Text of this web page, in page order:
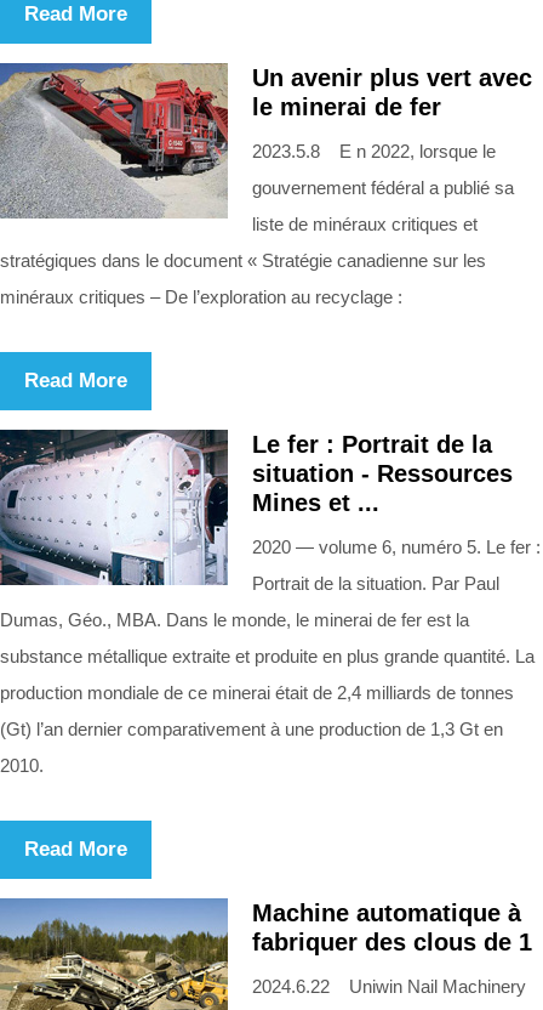
Read More
Un avenir plus vert avec
le minerai de fer
2023.5.8 E n 2022, lorsque le
gouvernement fédéral a publié sa
liste de minéraux critiques et
stratégiques dans le document « Stratégie canadienne sur les
minéraux critiques – De l’exploration au recyclage :
Read More
Le fer : Portrait de la
situation - Ressources
Mines et ...
2020 — volume 6, numéro 5. Le fer :
Portrait de la situation. Par Paul
Dumas, Géo., MBA. Dans le monde, le minerai de fer est la
substance métallique extraite et produite en plus grande quantité. La
production mondiale de ce minerai était de 2,4 milliards de tonnes
(Gt) l’an dernier comparativement à une production de 1,3 Gt en
2010.
Read More
Machine automatique à
fabriquer des clous de 1
2024.6.22 Uniwin Nail Machinery